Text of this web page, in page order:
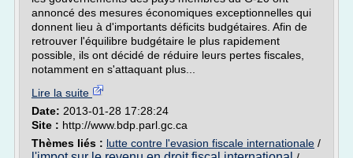
annoncé des mesures économiques exceptionnelles qui
donnent lieu à d'importants déficits budgétaires. Afin de
retrouver l'équilibre budgétaire le plus rapidement
possible, ils ont décidé de réduire leurs pertes fiscales,
notamment en s'attaquant plus...
Lire la suite
Date: 2013-01-28 17:28:24
Site : http://www.bdp.parl.gc.ca
Thèmes liés : lutte contre l'evasion fiscale internationale /